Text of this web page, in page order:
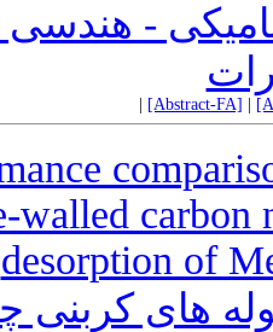
-
[Abstract-FA]
walled carbon
desorption of
های کربنی